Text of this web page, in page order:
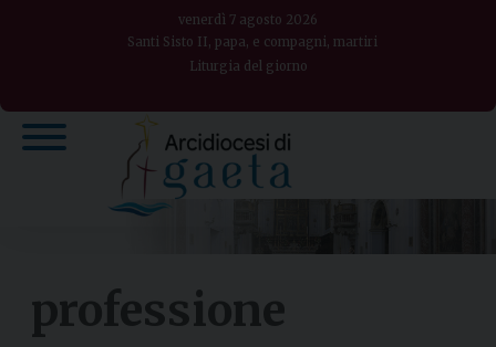
venerdì 7 agosto 2026
Santi Sisto II, papa, e compagni, martiri
Liturgia del giorno
professione